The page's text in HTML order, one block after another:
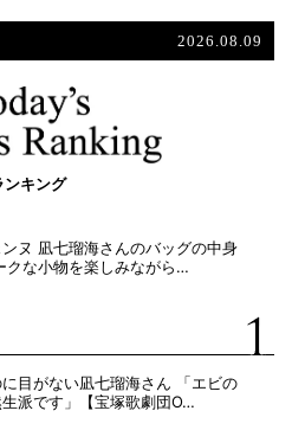
2026.08.09
ンキング
ヌ 凪七瑠海さんのバッグの中身
クな小物を楽しみながら…
目がない凪七瑠海さん 「エビの
派です」【宝塚歌劇団O…